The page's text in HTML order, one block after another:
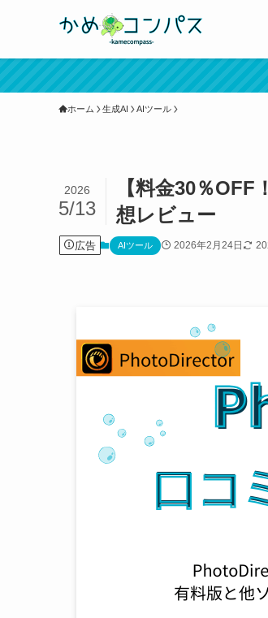
ホーム 生成AI AIツール
【料金30％
想レビュー
2026
5/13
広告 AIツール 2026年2月24日